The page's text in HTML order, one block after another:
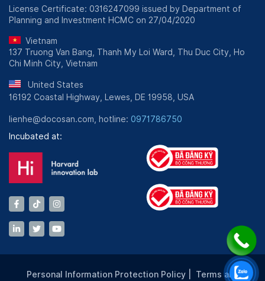
License Certificate: 0316247099 issued by Department of
Planning and Investment HCMC on 27/04/2020
Vietnam
137 Truong Van Bang, Thanh My Loi Ward, Thu Duc City, Ho
Chi Minh City, Vietnam
United States
16192 Coastal Highway, Lewes, DE 19958, USA
lienhe@docosan.com, hotline: 0971786750
Incubated at:
Personal Information Protection Policy Terms and